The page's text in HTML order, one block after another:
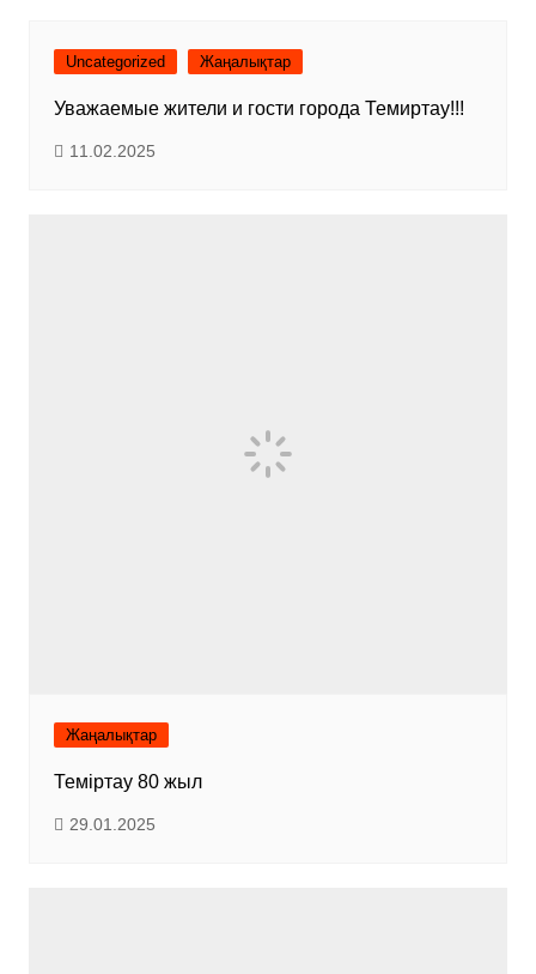
Uncategorized Жаңалықтар
Уважаемые жители и гости города Темиртау!!!
11.02.2025
Жаңалықтар
Теміртау 80 жыл
29.01.2025